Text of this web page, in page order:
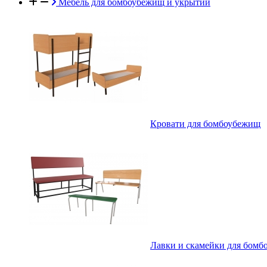
Мебель для бомбоубежищ и укрытий
Кровати для бомбоубежищ
Лавки и скамейки для